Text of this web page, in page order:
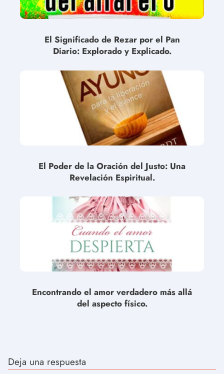
El Significado de Rezar por el Pan
Diario: Explorado y Explicado.
El Poder de la Oración del Justo: Una
Revelación Espiritual.
Encontrando el amor verdadero más allá
del aspecto físico.
Deja una respuesta